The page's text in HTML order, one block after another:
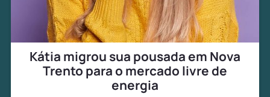
Kátia migrou sua pousada em Nova
Trento para o mercado livre de
energia